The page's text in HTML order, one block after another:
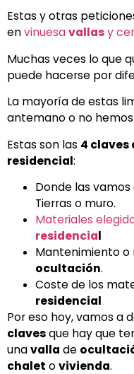
Estas y otras
envinuesavallasy
Muchas veces lo que
puede hacerse por
La mayoría de estas
antemano o no
Estas son las 4 claves
residencial:
Donde las
Tierras o muro.
Materiales
residencial
Mantenimiento o
ocultación.
Coste de los
residencial
Por eso hoy, vamos a
clavesque hay que
unavalla de
chalet ovivienda.